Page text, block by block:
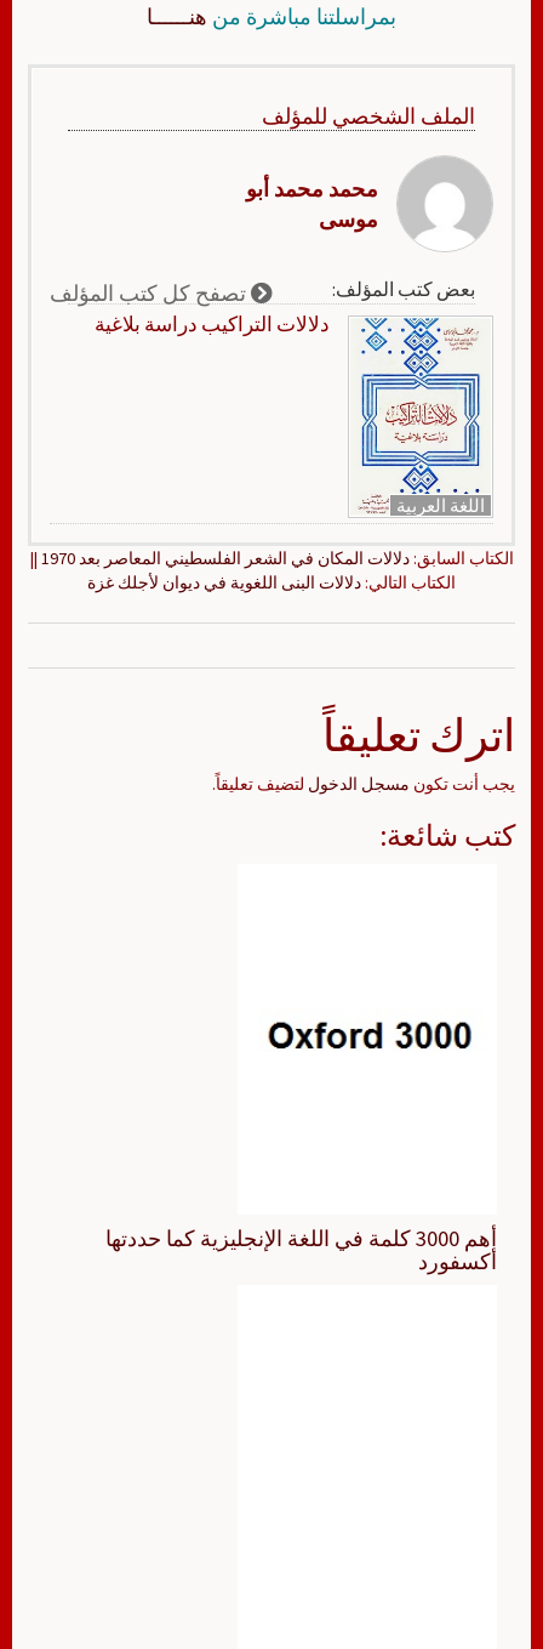
بمراسلتنا مباشرة من هنــــــا
الملف الشخصي للمؤلف
محمد محمد أبو
موسى
بعض كتب المؤلف: تصفح كل كتب المؤلف
اللغة العربية
دلالات التراكيب دراسة بلاغية
الكتاب السابق:دلالات المكان في الشعر الفلسطيني المعاصر بعد 1970
||
الكتاب التالي: دلالات البنى اللغوية في ديوان لأجلك غزة
اترك تعليقاً
يجب أنت تكون مسجل الدخول لتضيف تعليقاً.
كتب شائعة:
أهم 3000 كلمة في اللغة الإنجليزية كما حددتها
أكسفورد